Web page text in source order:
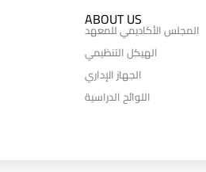
ABOUT US
المجلس الأكاديمي للمعهد
الهيكل التنظيمي
الجهاز الإداري
اللوائح الدراسية